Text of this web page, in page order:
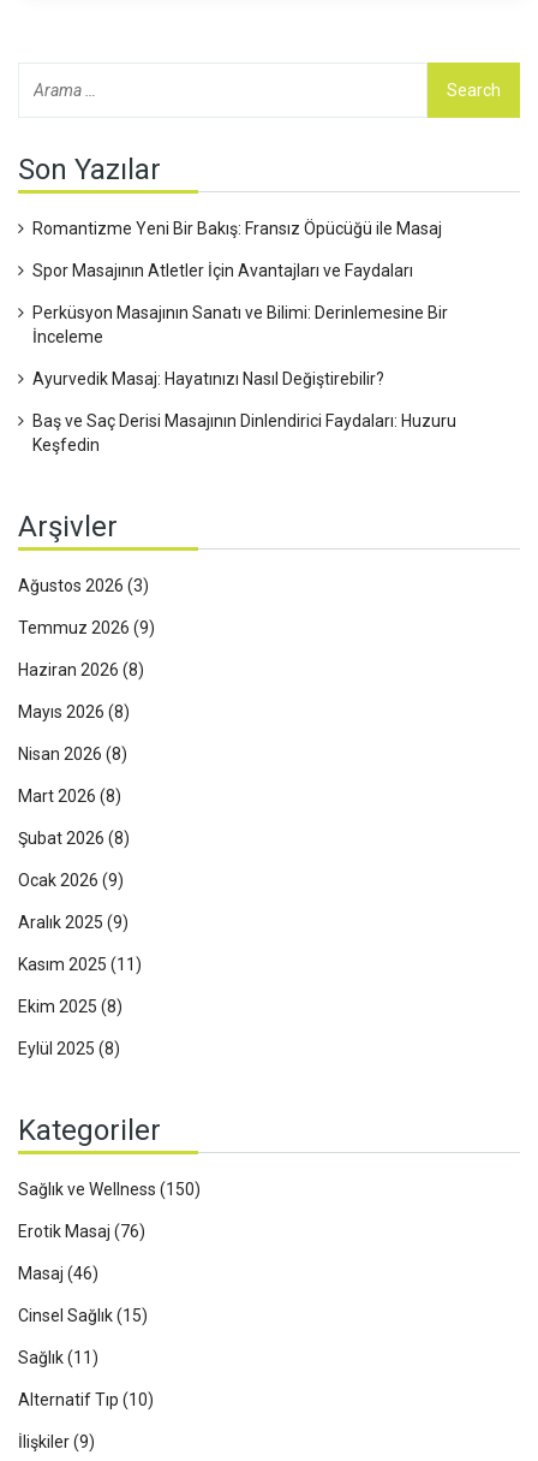
Son Yazılar
Romantizme Yeni Bir Bakış: Fransız Öpücüğü ile Masaj
Spor Masajının Atletler İçin Avantajları ve Faydaları
Perküsyon Masajının Sanatı ve Bilimi: Derinlemesine Bir
İnceleme
Ayurvedik Masaj: Hayatınızı Nasıl Değiştirebilir?
Baş ve Saç Derisi Masajının Dinlendirici Faydaları: Huzuru
Keşfedin
Arşivler
Ağustos 2026 (3)
Temmuz 2026 (9)
Haziran 2026 (8)
Mayıs 2026 (8)
Nisan 2026 (8)
Mart 2026 (8)
Şubat 2026 (8)
Ocak 2026 (9)
Aralık 2025 (9)
Kasım 2025 (11)
Ekim 2025 (8)
Eylül 2025 (8)
Kategoriler
Sağlık ve Wellness (150)
Erotik Masaj (76)
Masaj (46)
Cinsel Sağlık(15)
Sağlık(11)
Alternatif Tıp (10)
İlişkiler(9)